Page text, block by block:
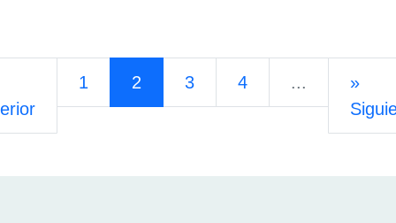
1 2 3 4 ...
»